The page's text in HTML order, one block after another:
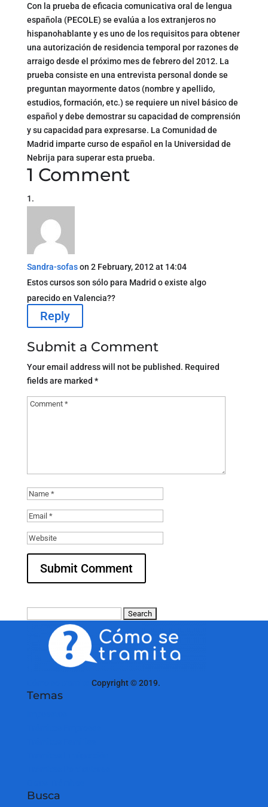
Con la prueba de eficacia comunicativa oral de lengua
española (PECOLE) se evalúa a los extranjeros no
hispanohablante y es uno de los requisitos para obtener
una autorización de residencia temporal por razones de
arraigo desde el próximo mes de febrero del 2012. La
prueba consiste en una entrevista personal donde se
preguntan mayormente datos (nombre y apellido,
estudios, formación, etc.) se requiere un nivel básico de
español y debe demostrar su capacidad de comprensión
y su capacidad para expresarse. La Comunidad de
Madrid imparte curso de español en la Universidad de
Nebrija para superar esta prueba.
1 Comment
Sandra-sofas on 2 February, 2012 at 14:04
Estos cursos son sólo para Madrid o existe algo
parecido en Valencia??
Reply
Submit a Comment
Your email address will not be published. Required
fields are marked *
Copyright © 2019.
Temas
Busca